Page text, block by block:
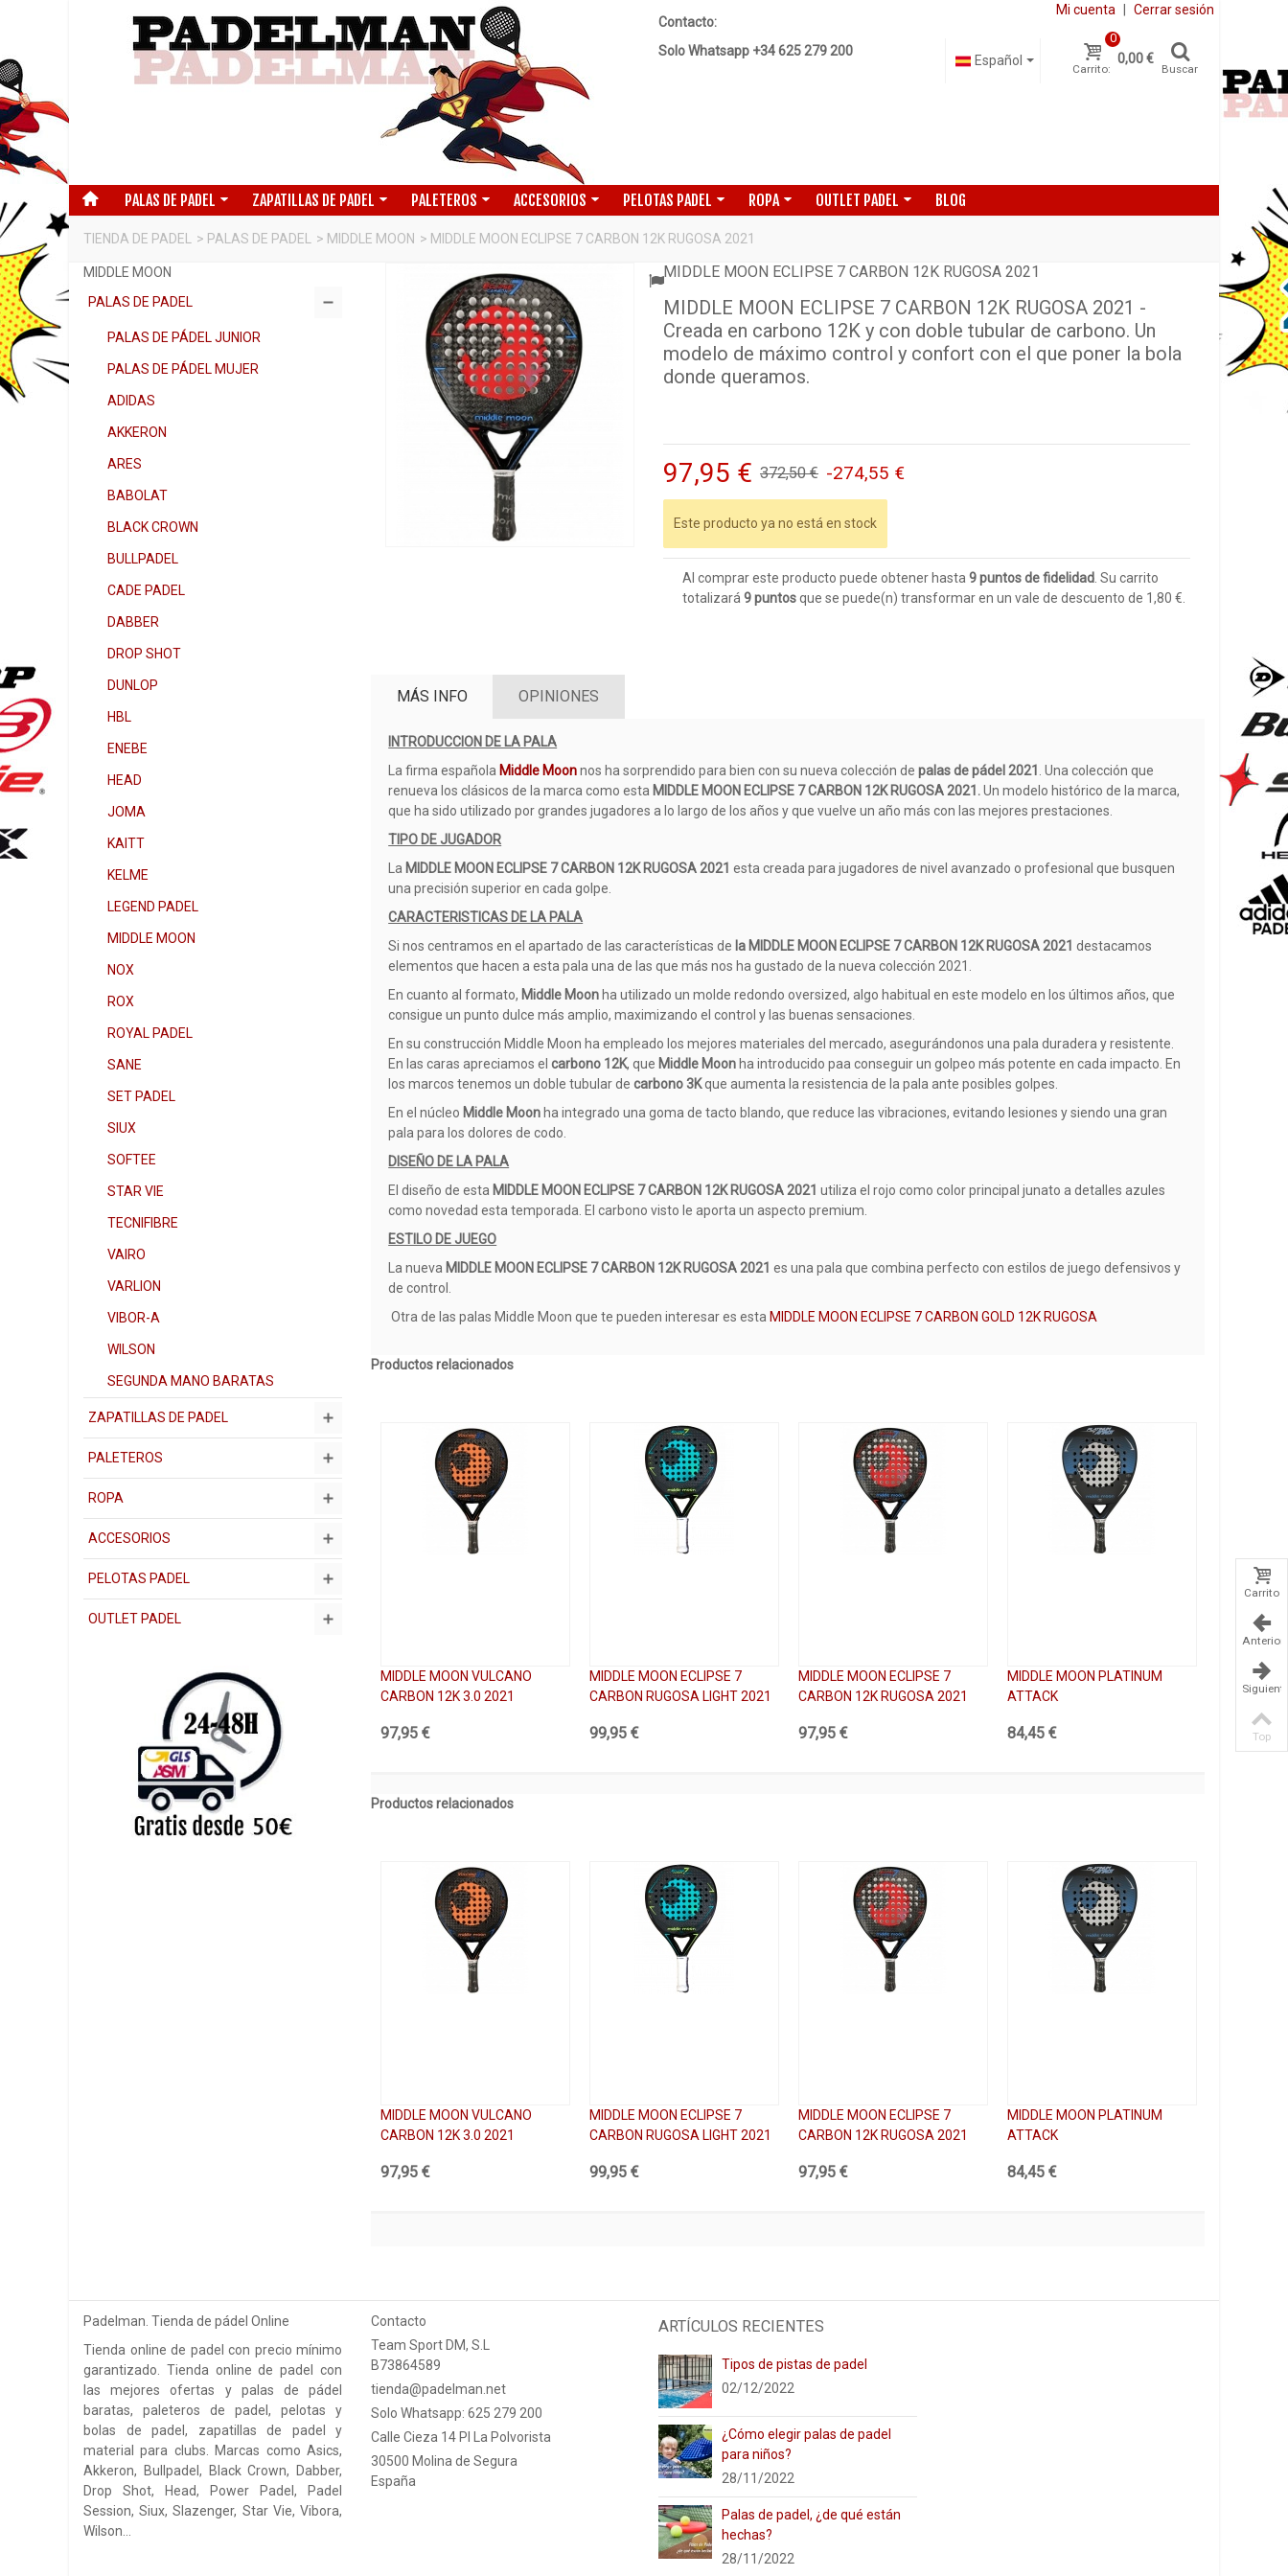
Contacto:
Solo Whatsapp +34 625 279 200
Mi cuenta Cerrar sesión
Carrito:
0
0,00 €
Buscar
Español
PALAS DE PADEL ZAPATILLAS DE PADEL PALETEROS ACCESORIOS PELOTAS PADEL ROPA OUTLET PADEL BLOG
TIENDA DE PADEL > PALAS DE PADEL > MIDDLE MOON > MIDDLE MOON ECLIPSE 7 CARBON 12K RUGOSA 2021
MIDDLE MOON
PALAS DE PADEL
PALAS DE PÁDEL JUNIOR
PALAS DE PÁDEL MUJER
ADIDAS
AKKERON
ARES
BABOLAT
BLACK CROWN
BULLPADEL
CADE PADEL
DABBER
DROP SHOT
DUNLOP
HBL
ENEBE
HEAD
JOMA
KAITT
KELME
LEGEND PADEL
MIDDLE MOON
NOX
ROX
ROYAL PADEL
SANE
SET PADEL
SIUX
SOFTEE
STAR VIE
TECNIFIBRE
VAIRO
VARLION
VIBOR-A
WILSON
SEGUNDA MANO BARATAS
ZAPATILLAS DE PADEL
PALETEROS
ROPA
ACCESORIOS
PELOTAS PADEL
OUTLET PADEL
MIDDLE MOON ECLIPSE 7 CARBON 12K RUGOSA 2021
MIDDLE MOON ECLIPSE 7 CARBON 12K RUGOSA 2021 -
Creada en carbono 12K y con doble tubular de carbono. Un
modelo de máximo control y confort con el que poner la bola
donde queramos.
97,95 € 372,50 € -274,55 €
Este producto ya no está en stock
Al comprar este producto puede obtener hasta 9puntos de fidelidad. Su carrito
totalizará 9puntosque se puede(n) transformar en un vale de descuento de 1,80 €
MÁS INFO OPINIONES
INTRODUCCION DE LA PALA
La firma españolaMiddle Moonnos ha sorprendido para bien con su nueva colección depalas de pádel 2021 . Una colección que
renueva los clásicos de la marca como esta MIDDLE MOON ECLIPSE 7 CARBON 12K RUGOSA 2021.Un modelo histórico de la marca,
que ha sido utilizado por grandes jugadores a lo largo de los años y que vuelve un año más con las mejores prestaciones.
TIPO DE JUGADOR
La MIDDLE MOON ECLIPSE 7 CARBON 12K RUGOSA 2021 esta creada para jugadores de nivel avanzado o profesional que busquen
una precisión superior en cada golpe.
CARACTERISTICAS DE LA PALA
Si nos centramos en el apartado de las características de la MIDDLE MOON ECLIPSE 7 CARBON 12K RUGOSA 2021 destacamos
elementos que hacen a esta pala una de las que más nos ha gustado de la nueva colección 2021.
En cuanto al formato, Middle Moonha utilizado un molde redondo oversized, algo habitual en este modelo en los últimos años, que
consigue un punto dulce más amplio, maximizando el control y las buenas sensaciones.
En su construcción Middle Moon ha empleado los mejores materiales del mercado, asegurándonos una pala duradera y resistente.
En las caras apreciamos elcarbono 12K, que Middle Moonha introducido paa conseguir un golpeo más potente en cada impacto. En
los marcos tenemos un doble tubular decarbono 3Kque aumenta la resistencia de la pala ante posibles golpes.
En el núcleo Middle Moonha integrado una goma de tacto blando, que reduce las vibraciones, evitando lesiones y siendo una gran
pala para los dolores de codo.
DISEÑO DE LA PALA
El diseño de esta MIDDLE MOON ECLIPSE 7 CARBON 12K RUGOSA 2021 utiliza el rojo como color principal junato a detalles azules
como novedad esta temporada. El carbono visto le aporta un aspecto premium.
ESTILO DE JUEGO
La nueva MIDDLE MOON ECLIPSE 7 CARBON 12K RUGOSA 2021 es una pala que combina perfecto con estilos de juego defensivos y
de control.
Otra de las palas Middle Moon que te pueden interesar es estaMIDDLE MOON ECLIPSE 7 CARBON GOLD 12K RUGOSA
Productos relacionados
MIDDLE MOON VULCANO
CARBON 12K 3.0 2021
97,95 €
MIDDLE MOON ECLIPSE 7
CARBON RUGOSA LIGHT 2021
99,95 €
MIDDLE MOON ECLIPSE 7
CARBON 12K RUGOSA 2021
97,95 €
MIDDLE MOON PLATINUM
ATTACK
84,45 €
Productos relacionados
MIDDLE MOON VULCANO
CARBON 12K 3.0 2021
97,95 €
MIDDLE MOON ECLIPSE 7
CARBON RUGOSA LIGHT 2021
99,95 €
MIDDLE MOON ECLIPSE 7
CARBON 12K RUGOSA 2021
97,95 €
MIDDLE MOON PLATINUM
ATTACK
84,45 €
Padelman. Tienda de pádel Online
Tienda online de padel con precio mínimo
garantizado. Tienda online de padel con
las mejores ofertas y palas de pádel
baratas, paleteros de padel, pelotas y
bolas de padel, zapatillas de padel y
material para clubs. Marcas como Asics,
Akkeron, Bullpadel, Black Crown, Dabber,
Drop Shot, Head, Power Padel, Padel
Session, Siux, Slazenger, Star Vie, Vibora,
Wilson…
Contacto
Team Sport DM, S.L
B73864589
tienda@padelman.net
Solo Whatsapp: 625 279 200
Calle Cieza 14 PI La Polvorista
30500 Molina de Segura
España
ARTÍCULOS RECIENTES
Tipos de pistas de padel
02/12/2022
¿Cómo elegir palas de padel
para niños?
28/11/2022
Palas de padel, ¿de qué están
hechas?
28/11/2022
Carrito
Anterior
Top